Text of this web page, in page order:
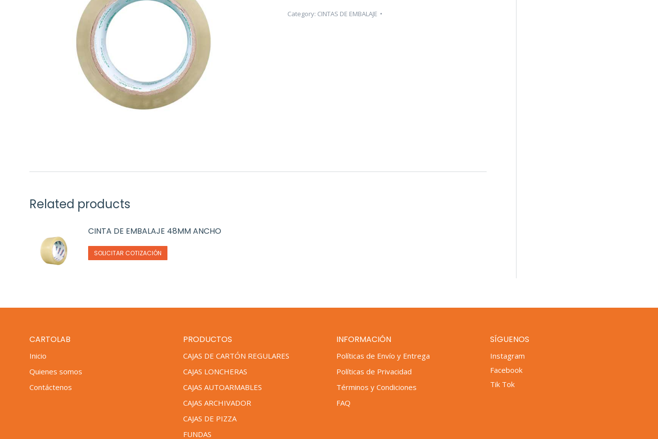
Category: CINTAS DE EMBALAJE
Related products
CINTA DE EMBALAJE 48MM ANCHO
SOLICITAR COTIZACIÓN
CARTOLAB
Inicio
Quienes somos
Contáctenos
PRODUCTOS
CAJAS DE CARTÓN REGULARES
CAJAS LONCHERAS
CAJAS AUTOARMABLES
CAJAS ARCHIVADOR
CAJAS DE PIZZA
FUNDAS
INFORMACIÓN
Políticas de Envío y Entrega
Políticas de Privacidad
Términos y Condiciones
FAQ
SÍGUENOS
Instagram
Facebook
Tik Tok